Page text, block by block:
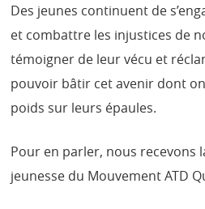
Des jeunes continuent de
et combattre les injustices de
témoigner de leur vécu et
pouvoir bâtir cet avenir dont
poids sur leurs épaules.
Pour en parler, nous recevons
jeunesse du Mouvement ATD